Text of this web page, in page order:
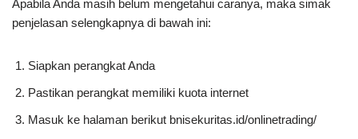
Apabila Anda masih belum mengetahui caranya, maka simak
penjelasan selengkapnya di bawah ini:
Siapkan perangkat Anda
Pastikan perangkat memiliki kuota internet
Masuk ke halaman berikut bnisekuritas.id/onlinetrading/